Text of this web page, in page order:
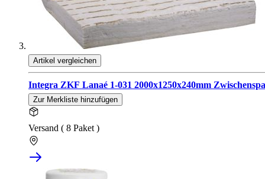
Artikel vergleichen
Integra ZKF Lanaé 1-031 2000x1250x240mm
Zur Merkliste hinzufügen
Versand ( 8 Paket )